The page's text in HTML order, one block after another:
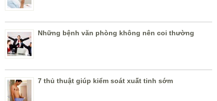
Những bệnh văn phòng không nên coi thường
7 thủ thuật giúp kiểm soát xuất tinh sớm